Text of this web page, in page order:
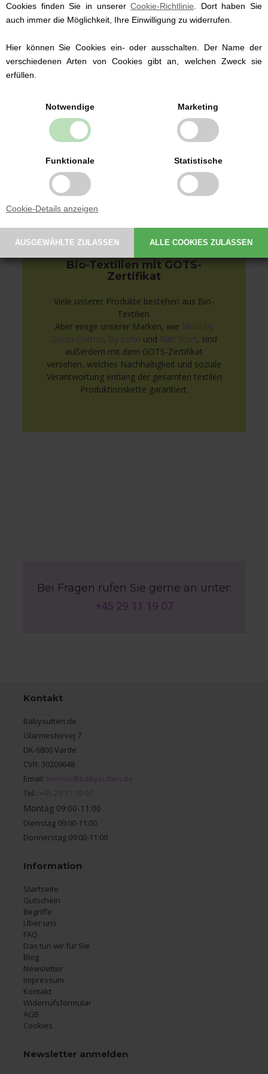
Cookies finden Sie in unsererCookie-Richtlinie . Dort haben Sie
auch immer die Möglichkeit, Ihre Einwilligung zu widerrufen.
Hier können Sie Cookies ein- oder ausschalten. Der Name der
verschiedenen Arten von Cookies gibt an, welchen Zweck sie
erfüllen.
Notwendige Marketing
Funktionale Statistische
Cookie-Details anzeigen
Wir führen Babybekleidung der dänischen
Marken Fixoni und Müsli by Green Cotton ab
Strampelanzüge als auch Bodies und
Auswahl an Babybekleidung hier ansehen
Bio-Textilien mit GOTS-
Zertifikat
Viele unserer Produkte bestehen aus Bio-
Textilien.
Aber einige unserer Marken, wie Müsli by
Green Cotton, By Lohn und Rätt Start, sind
außerdem mit dem GOTS-Zertifikat
versehen, welches Nachhaltigkeit und soziale
Verantwortung entlang der gesamten textilen
Produktionskette garantiert.
Bei Fragen rufen Sie gerne an unter:
+45 29 11 19 07
Kontakt
Babysutten.de
Glarmestervej 7
DK-6800 Varde
CVR: 30209648
Email: service@babysutten.de
Tel.: +45 29 11 19 07
Montag 09:00-11:00
Dienstag 09:00-11:00
Donnerstag 09:00-11:00
Information
Startseite
Gutschein
Begriffe
Über uns
FAQ
Das tun wir für Sie
Blog
Newsletter
Impressum
Kontakt
Widerrufsformular
AGB
Cookies
Newsletter anmelden